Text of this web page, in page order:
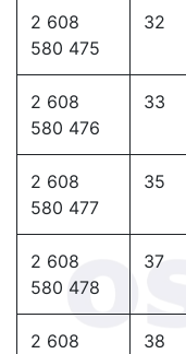
2 608
580 475
32
2 608
580 476
33
2 608
580 477
35
2 608
580 478
37
2 608
38